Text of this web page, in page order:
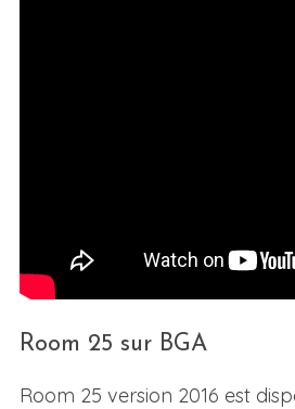
Room 25 sur BGA
Room 25 version 2016 est